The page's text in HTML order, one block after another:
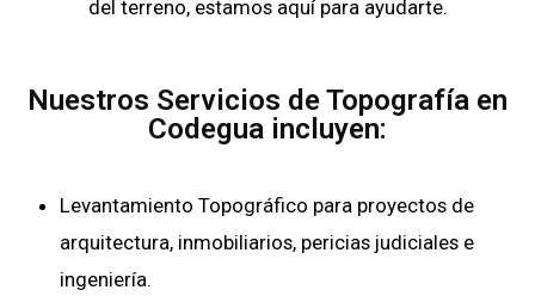
del terreno, estamos aquí para ayudarte.
Nuestros Servicios de Topografía en
Codegua incluyen:
Levantamiento Topográfico para proyectos de
arquitectura, inmobiliarios, pericias judiciales e
ingeniería.